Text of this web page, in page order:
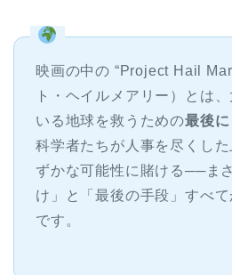
映画の中の “Project Hail
ト・ヘイルメアリー）とは
いる地球を救うための最後
科学者たちが人事を尽くし
ずかな可能性に賭ける──ま
け」と「最後の手段」すべ
です。